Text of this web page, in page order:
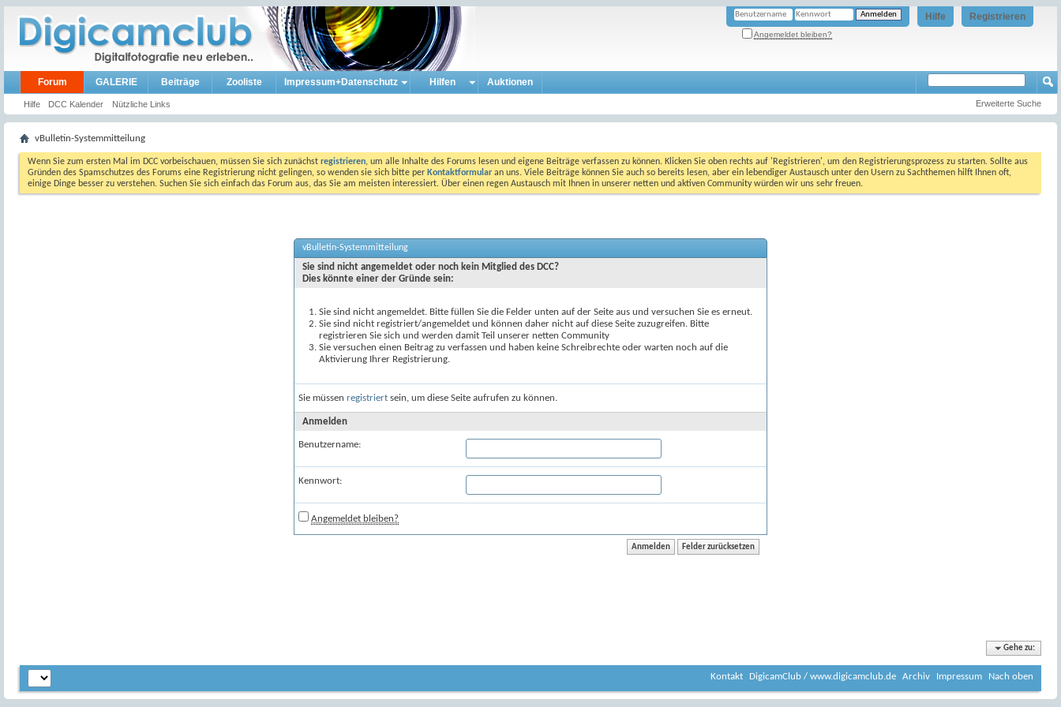
Registrieren
Hilfe
Angemeldet bleiben?
Forum
Hilfe DCC Kalender Nützliche Links
GALERIE Beiträge Zooliste Impressum+Datenschutz Hilfen Auktionen
Erweiterte Suche
vBulletin-Systemmitteilung
Wenn Sie zum ersten Mal im DCC vorbeischauen, müssen Sie sich zunächst registrieren, um alle Inhalte des Forums lesen und eigene Beiträge verfassen zu können. Klicken Sie oben rechts auf 'Registrieren', um den Registrierungsprozess zu starten. Sollte aus
Gründen des Spamschutzes des Forums eine Registrierung nicht gelingen, so wenden sie sich bitte per Kontaktformular an uns. Viele Beiträge können Sie auch so bereits lesen, aber ein lebendiger Austausch unter den Usern zu Sachthemen hilft Ihnen oft,
einige Dinge besser zu verstehen. Suchen Sie sich einfach das Forum aus, das Sie am meisten interessiert. Über einen regen Austausch mit Ihnen in unserer netten und aktiven Community würden wir uns sehr freuen.
vBulletin-Systemmitteilung
Sie sind nicht angemeldet oder noch kein Mitglied des DCC?
Dies könnte einer der Gründe sein:
Sie sind nicht angemeldet. Bitte füllen Sie die Felder unten auf der Seite aus und versuchen Sie es erneut.
Sie sind nicht registriert/angemeldet und können daher nicht auf diese Seite zuzugreifen. Bitte
registrieren Sie sich und werden damit Teil unserer netten Community
Sie versuchen einen Beitrag zu verfassen und haben keine Schreibrechte oder warten noch auf die
Aktivierung Ihrer Registrierung.
Sie müssen registriert sein, um diese Seite aufrufen zu können.
Anmelden
Benutzername:
Kennwort:
Angemeldet bleiben?
Gehe zu:
Kontakt DigicamClub / www.digicamclub.de Archiv Impressum Nach oben